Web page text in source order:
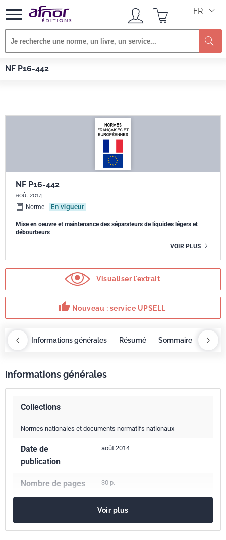
FR
NF P16-442
Afnor EDITIONS
NF P16-442
août 2014
Norme
En vigueur
Mise en oeuvre et maintenance des séparateurs de liquides légers et
débourbeurs
VOIR PLUS
Visualiser l'extrait
thumb_up Nouveau : service UPSELL
Informations générales Résumé Sommaire
Informations générales
Collections
Normes nationales et documents normatifs nationaux
Date de
publication
août 2014
Nombre de pages 30 p.
Codes ICS
Voir plus